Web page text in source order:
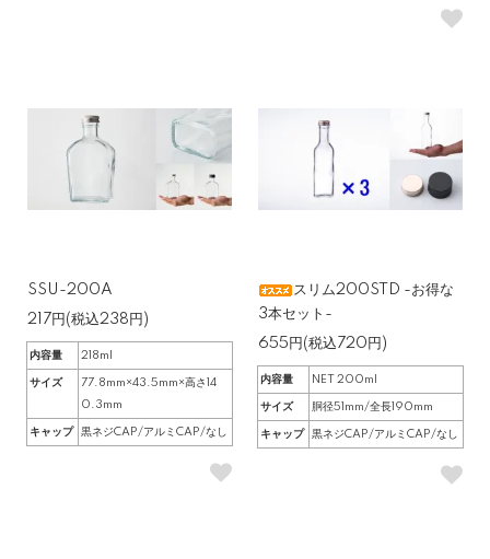
SSU-200A
217円(税込238円)
内容量 218ml
サイズ
77.8mm×43.5mm×高さ14
0.3mm
キャップ 黒ネジCAP/アルミCAP/なし
スリム200STD -お得な
3本セット-
655円(税込720円)
内容量 NET 200ml
サイズ 胴径51mm/全長190mm
キャップ 黒ネジCAP/アルミCAP/なし